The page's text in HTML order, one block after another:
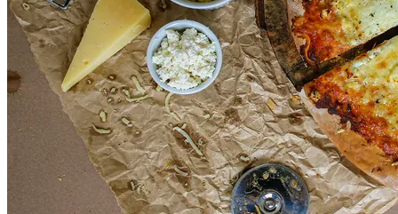

Přihlásit se